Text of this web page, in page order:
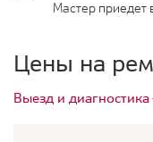
Мастер приедет
Цены на
Выезд и